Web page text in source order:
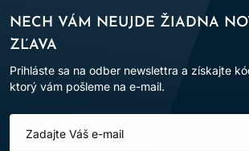
NECH VÁM NEUJDE ŽIADNA
ZĽAVA
Prihláste sa na odber newslettra a získajte
ktorý vám pošleme na e-mail.